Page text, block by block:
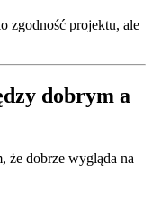
zgodność projektu, ale
dobrym a
że dobrze wygląda na